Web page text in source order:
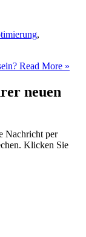
,
Read More »
neuen
Nachricht per
Klicken Sie